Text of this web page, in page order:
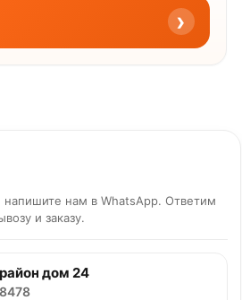
›
нам в WhatsApp. Ответим
и заказу.
дом 24